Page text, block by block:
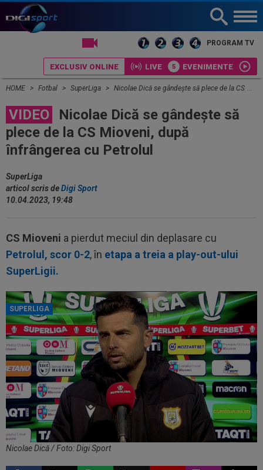
PROGRAM TV
EXCLUSIV ONLINE LIVE EVENIMENTE
HOME Fotbal SuperLiga Nicolae Dică se gândește să plece de la CS Mioveni, după înfrângerea cu Petrolul
VIDEO
Nicolae Dică se gândește să
plece de la CS Mioveni, după
înfrângerea cu Petrolul
SuperLiga
articol scris deDigi Sport
10.04.2023, 19:48
CS Mioveni a pierdut meciul din deplasare cu
Petrolul, scor 0-2, în etapa a treia a play-out-ului
SuperLigii.
SUPERLIGA
Nicolae Dică / Foto: Digi Sport